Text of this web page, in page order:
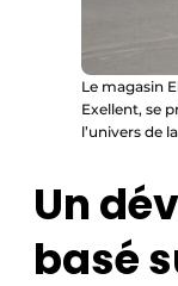
Le magasin
Exellent, se
l’univers de
Un
basé